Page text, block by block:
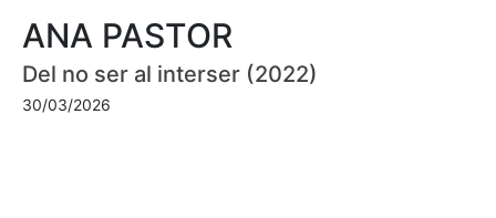
ANA PASTOR
Del no ser al interser (2022)
30/03/2026